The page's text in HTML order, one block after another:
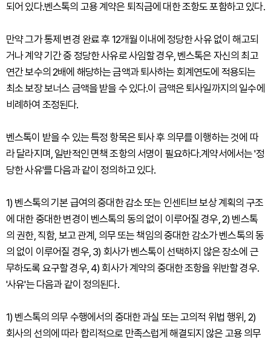
되어 있다.벤스톡의 고용 계약은 퇴직금에 대한 조항도 포함하고 있다.
만약 그가 통제 변경 완료 후 12개월 이내에 정당한 사유 없이 해고되
거나 계약 기간 중 정당한 사유로 사임할 경우, 벤스톡은 자신의 최고
연간 보수의 2배에 해당하는 금액과 퇴사하는 회계연도에 적용되는
최소 보장 보너스 금액을 받을 수 있다.이 금액은 퇴사일까지의 일수에
비례하여 조정된다.
벤스톡이 받을 수 있는 특정 항목은 퇴사 후 의무를 이행하는 것에 따
라 달라지며, 일반적인 면책 조항의 서명이 필요하다.계약서에서는 '정
당한 사유'를 다음과 같이 정의하고 있다.
1) 벤스톡의 기본 급여의 중대한 감소 또는 인센티브 보상 계획의 구조
에 대한 중대한 변경이 벤스톡의 동의 없이 이루어질 경우, 2) 벤스톡
의 권한, 직함, 보고 관계, 의무 또는 책임의 중대한 감소가 벤스톡의 동
의 없이 이루어질 경우, 3) 회사가 벤스톡이 선택하지 않은 장소에 근
무하도록 요구할 경우, 4) 회사가 계약의 중대한 조항을 위반할 경우.
'사유'는 다음과 같이 정의된다.
1) 벤스톡의 의무 수행에서의 중대한 과실 또는 고의적 위법 행위, 2)
회사의 선의에 따라 합리적으로 만족스럽게 해결되지 않은 고용 의무